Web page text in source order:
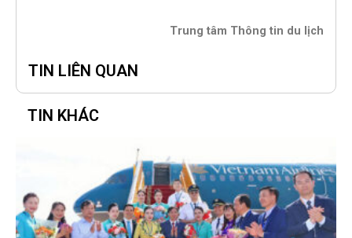
Trung tâm Thông tin du lịch
TIN LIÊN QUAN
TIN KHÁC